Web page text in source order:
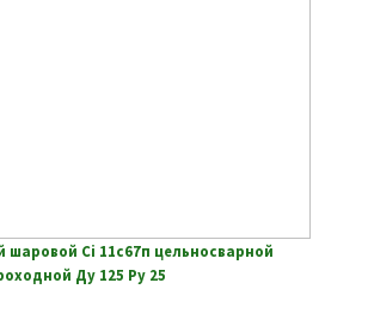
шаровой Ci 11с67п цельносварной
Ду 125 Ру 25